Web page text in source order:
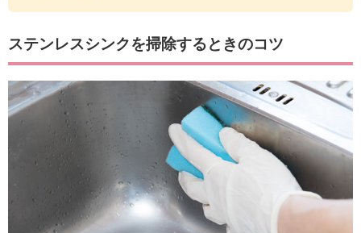
ステンレスシンクを掃除するときのコツ